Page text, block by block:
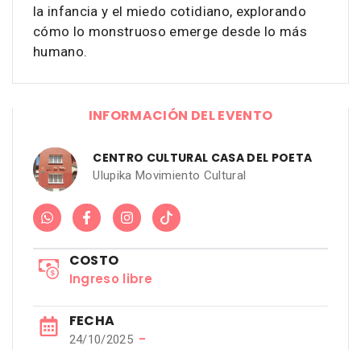
la infancia y el miedo cotidiano, explorando
cómo lo monstruoso emerge desde lo más
humano.
INFORMACIÓN DEL EVENTO
CENTRO CULTURAL CASA DEL POETA
Ulupika Movimiento Cultural
COSTO
Ingreso libre
FECHA
24/10/2025 −